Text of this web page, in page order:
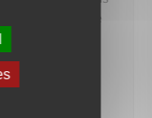
à votre